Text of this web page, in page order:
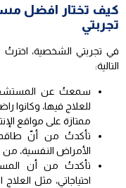
كيف تختار افضل
تجربتي
في تجربتي الشخصية،
التالية:
سمعتُ عن
للعلاج فيها، وكانوا
ممتازة على مواقع
تأكدتُ من أنّ طاقم
الأمراض النفسية،
تأكدتُ من أن
احتياجاتي، مثل